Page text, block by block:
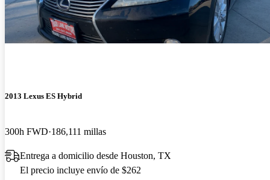
2013 Lexus ES Hybrid
300h FWD 186,111 millas
Entrega a domicilio desde Houston, TX
El precio incluye envío de $262